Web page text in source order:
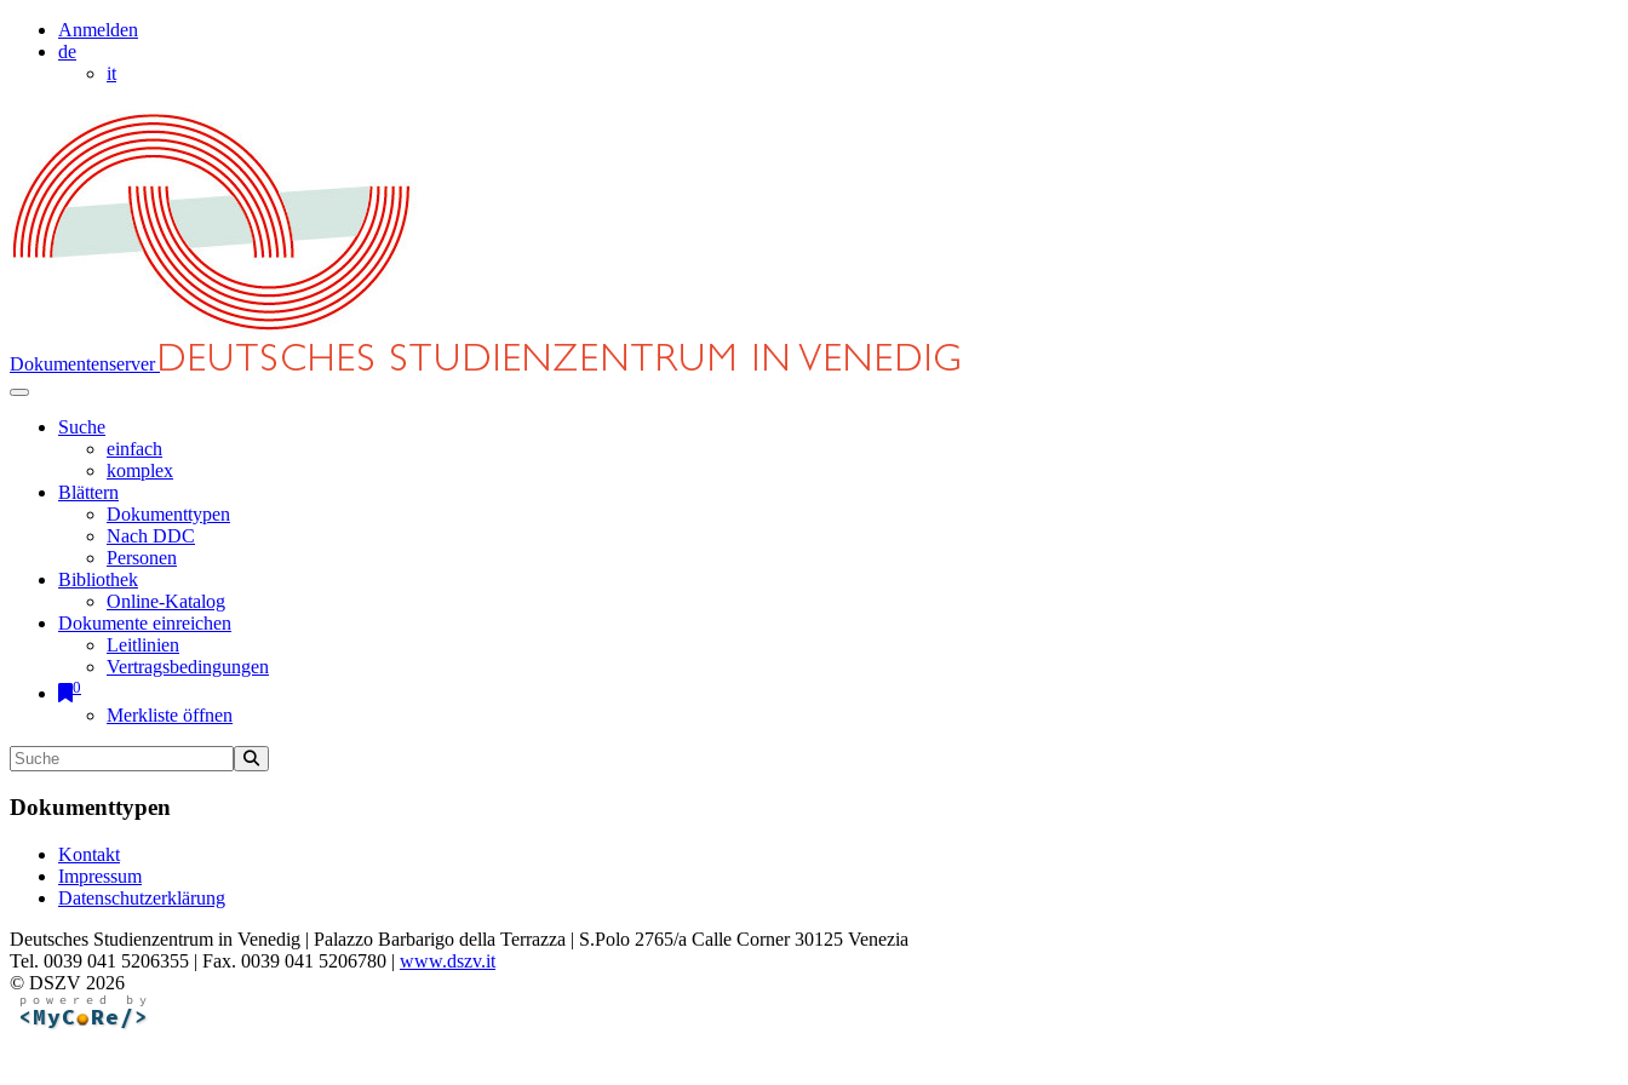
Anmelden
de
it
Dokumentenserver
Suche
einfach
komplex
Blättern
Dokumenttypen
Nach DDC
Personen
Bibliothek
Online-Katalog
Dokumente einreichen
Leitlinien
Vertragsbedingungen
0
Merkliste öffnen
Dokumenttypen
Kontakt
Impressum
Datenschutzerklärung
Deutsches Studienzentrum in Venedig | Palazzo Barbarigo della Terrazza | S.Polo 2765/a Calle Corner 30125 Venezia
Tel. 0039 041 5206355 | Fax. 0039 041 5206780 | www.dszv.it
© DSZV 2026